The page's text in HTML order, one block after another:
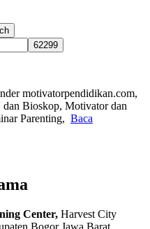
motivatorpendidikan.com,
Bioskop, Motivator dan
Parenting, Baca
Center, Harvest City